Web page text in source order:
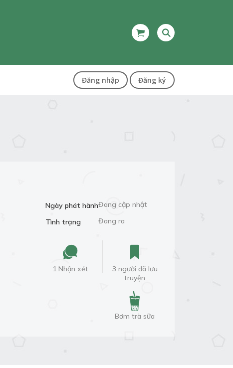
Đăng nhập Đăng ký
Ngày phát hànhĐang cập nhật
Tình trạng
Đang ra
1 Nhận xét
3 người đã lưu
truyện
Bơm trà sữa